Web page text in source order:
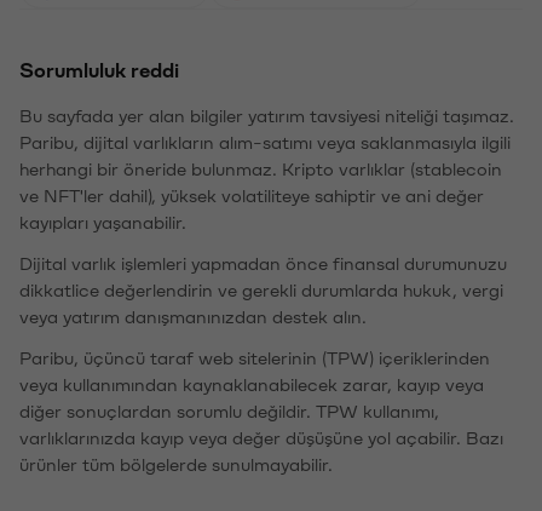
Sorumluluk reddi
Bu sayfada yer alan bilgiler yatırım tavsiyesi niteliği taşımaz.
Paribu, dijital varlıkların alım-satımı veya saklanmasıyla ilgili
herhangi bir öneride bulunmaz. Kripto varlıklar (stablecoin
ve NFT'ler dahil), yüksek volatiliteye sahiptir ve ani değer
kayıpları yaşanabilir.
Dijital varlık işlemleri yapmadan önce finansal durumunuzu
dikkatlice değerlendirin ve gerekli durumlarda hukuk, vergi
veya yatırım danışmanınızdan destek alın.
Paribu, üçüncü taraf web sitelerinin (TPW) içeriklerinden
veya kullanımından kaynaklanabilecek zarar, kayıp veya
diğer sonuçlardan sorumlu değildir. TPW kullanımı,
varlıklarınızda kayıp veya değer düşüşüne yol açabilir. Bazı
ürünler tüm bölgelerde sunulmayabilir.